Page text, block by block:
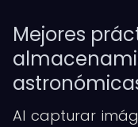
Mejores
Al capturar